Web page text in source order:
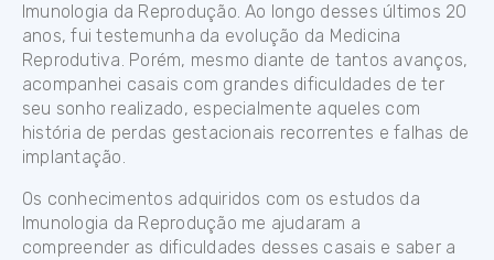
Imunologia da Reprodução. Ao longo desses últimos 20
anos, fui testemunha da evolução da Medicina
Reprodutiva. Porém, mesmo diante de tantos avanços,
acompanhei casais com grandes dificuldades de ter
seu sonho realizado, especialmente aqueles com
história de perdas gestacionais recorrentes e falhas de
implantação.
Os conhecimentos adquiridos com os estudos da
Imunologia da Reprodução me ajudaram a
compreender as dificuldades desses casais e saber a